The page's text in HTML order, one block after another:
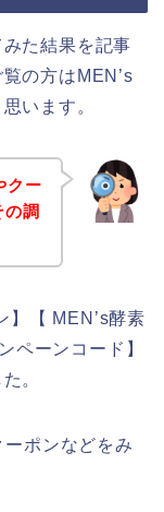
た結果を記事
の方はMEN’s
います。
クー
調
】【 MEN’s酵素
ペーンコード】
。
ポンなどをみ